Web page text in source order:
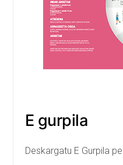
E gurpila
Deskargatu E Gurpila